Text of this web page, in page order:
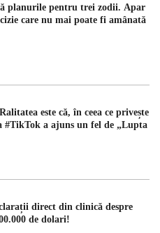
planurile pentru trei zodii. Apar
care nu mai poate fi amânată
este că, în ceea ce privește
#TikTok a ajuns un fel de „Lupta
direct din clinică despre
de dolari!